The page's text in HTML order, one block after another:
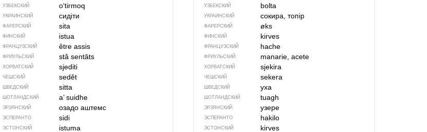
УЗБЕКСКИЙ o‘tirmoq
УКРАИНСКИЙ сидіти
ФАРЕРСКИЙ sita
ФИНСКИЙ istua
ФРАНЦУЗСКИЙ être assis
ФРИУЛЬСКИЙ stâ sentâts
ХОРВАТСКИЙ sjediti
ЧЕШСКИЙ sedět
ШВЕДСКИЙ sitta
ШОТЛАНДСКИЙ a’ suidhe
ЭРЗЯНСКИЙ озадо аштемс
ЭСПЕРАНТО sidi
ЭСТОНСКИЙ istuma
УЗБЕКСКИЙ bolta
УКРАИНСКИЙ сокира, топір
ФАРЕРСКИЙ øks
ФИНСКИЙ kirves
ФРАНЦУЗСКИЙ hache
ФРИУЛЬСКИЙ manarie, acete
ХОРВАТСКИЙ sjekira
ЧЕШСКИЙ sekera
ШВЕДСКИЙ yxa
ШОТЛАНДСКИЙ tuagh
ЭРЗЯНСКИЙ узере
ЭСПЕРАНТО hakilo
ЭСТОНСКИЙ kirves